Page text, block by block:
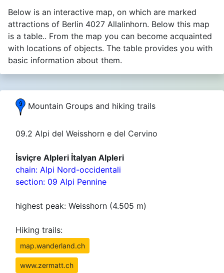
Below is an interactive map, on which are marked
attractions of Berlin 4027 Allalinhorn. Below this map
is a table.. From the map you can become acquainted
with locations of objects. The table provides you with
basic information about them.
Mountain Groups and hiking trails
09.2 Alpi del Weisshorn e del Cervino
İsviçre Alpleri İtalyan Alpleri
chain: Alpi Nord-occidentali
section: 09 Alpi Pennine
highest peak: Weisshorn (4.505 m)
Hiking trails:
map.wanderland.ch
www.zermatt.ch